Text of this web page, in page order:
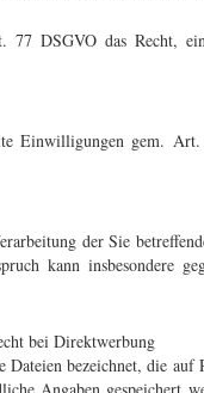
DSGVO das Recht,
Einwilligungen gem.
der Sie
kann insbesondere
bei Direktwerbung
Dateien bezeichnet, die